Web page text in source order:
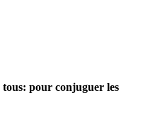
pour conjuguer les